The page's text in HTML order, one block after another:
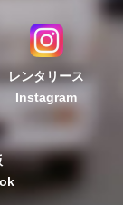
レンタリース
Instagram